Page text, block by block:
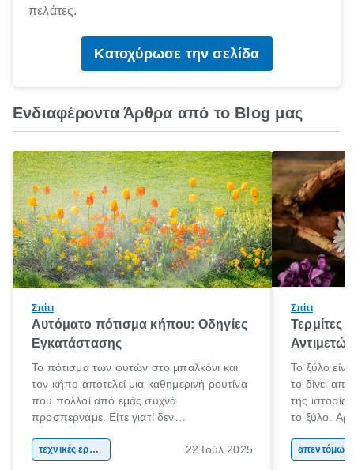
πελάτες.
Κατοχύρωσε την σελίδα
Ενδιαφέροντα Άρθρα από το Blog μας
Σπίτι
Αυτόματο πότισμα κήπου: Οδηγίες
Εγκατάστασης
Το πότισμα των φυτών στο μπαλκόνι και
τον κήπο αποτελεί μια καθημερινή ρουτίνα
που πολλοί από εμάς συχνά
προσπερνάμε. Είτε γιατί δεν
Αυτό ωστόσο, έχει πολύ αρνητικές
τεχνικές εργασίες 22 Ιούλ 2025
Σπίτι
Τερμίτες
Το ξύλο
το δίνει
της
το ξύλο.
και